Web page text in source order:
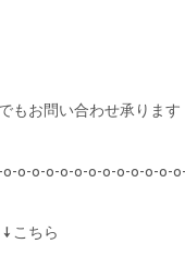
もお問い合わせ承ります
o-o-o-o-o-o-o-o-o-o-o-
こちら